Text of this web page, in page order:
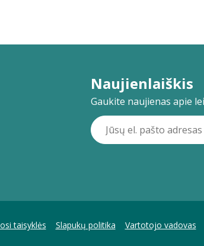
Naujienlaiškis
Gaukite naujienas apie
taisyklės Slapukų politika Vartotojo vadovas